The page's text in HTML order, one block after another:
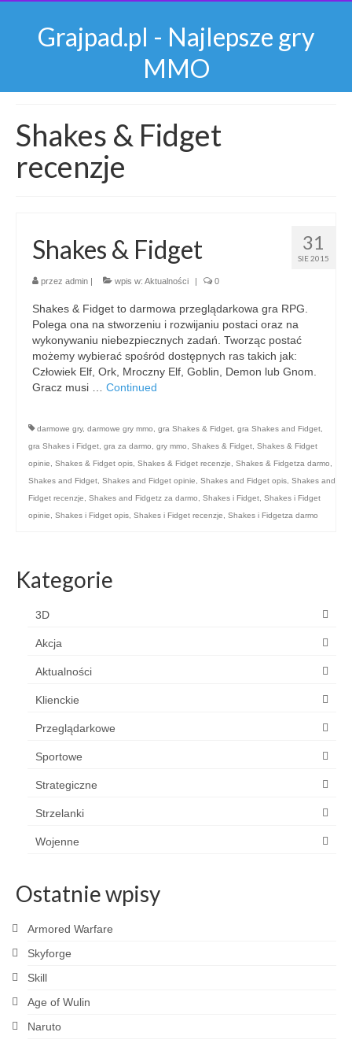
Grajpad.pl - Najlepsze gry
MMO
Shakes & Fidget
recenzje
31
SIE 2015
Shakes & Fidget
przez admin | wpis w: Aktualności | 0
Shakes & Fidget to darmowa przeglądarkowa gra RPG.
Polega ona na stworzeniu i rozwijaniu postaci oraz na
wykonywaniu niebezpiecznych zadań. Tworząc postać
możemy wybierać spośród dostępnych ras takich jak:
Człowiek Elf, Ork, Mroczny Elf, Goblin, Demon lub Gnom.
Gracz musi … Continued
darmowe gry, darmowe gry mmo gra Shakes & Fidget gra Shakes and Fidget
gra Shakes i Fidget gra za darmo gry mmo Shakes & Fidget Shakes & Fidget
opinie
Shakes & Fidget opis Shakes & Fidget recenzje Shakes & Fidgetza darmo
Shakes and Fidget Shakes and Fidget opinie Shakes and Fidget opis Shakes and
Fidget recenzje
Shakes and Fidgetz za darmo Shakes i Fidget Shakes i Fidget
opinie
Shakes i Fidget opis Shakes i Fidget recenzje Shakes i Fidgetza darmo
Kategorie
3D
Akcja
Aktualności
Klienckie
Przeglądarkowe
Sportowe
Strategiczne
Strzelanki
Wojenne
Ostatnie wpisy
Armored Warfare
Skyforge
Skill
Age of Wulin
Naruto